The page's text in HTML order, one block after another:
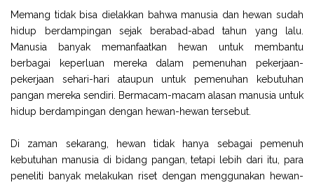
Memang tidak bisa dielakkan bahwa manusia dan hewan sudah
hidup berdampingan sejak berabad-abad tahun yang lalu.
Manusia banyak memanfaatkan hewan untuk membantu
berbagai keperluan mereka dalam pemenuhan pekerjaan-
pekerjaan sehari-hari ataupun untuk pemenuhan kebutuhan
pangan mereka sendiri. Bermacam-macam alasan manusia untuk
hidup berdampingan dengan hewan-hewan tersebut.
Di zaman sekarang, hewan tidak hanya sebagai pemenuh
kebutuhan manusia di bidang pangan, tetapi lebih dari itu, para
peneliti banyak melakukan riset dengan menggunakan hewan-